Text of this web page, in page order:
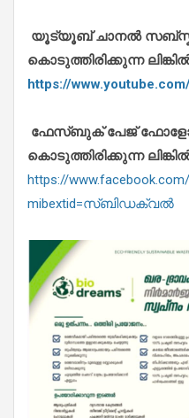
യൂട്യൂബ് ചാനൽ
കൊടുത്തിരിക്കുന്ന
https://
ഫേസ്ബുക് പേജ്
കൊടുത്തിരിക്കുന്ന
https://
mibextid=സ്‌ബിഡക്വൽ